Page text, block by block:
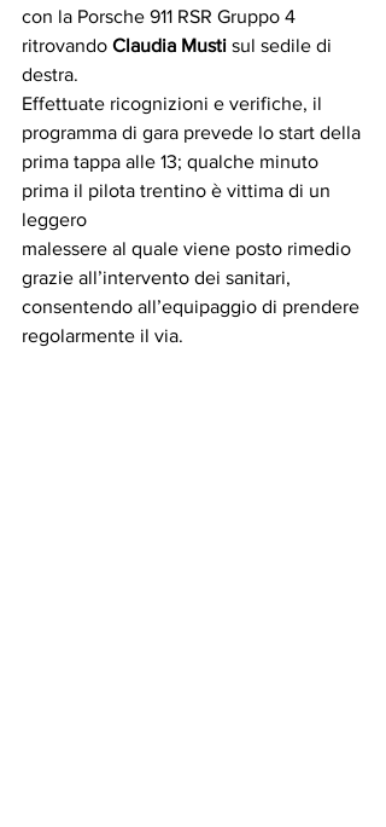
con la Porsche 911 RSR Gruppo 4
ritrovando Claudia Musti sul sedile di
destra.
Effettuate ricognizioni e verifiche, il
programma di gara prevede lo start della
prima tappa alle 13; qualche minuto
prima il pilota trentino è vittima di un
leggero
malessere al quale viene posto rimedio
grazie all’intervento dei sanitari,
consentendo all’equipaggio di prendere
regolarmente il via.